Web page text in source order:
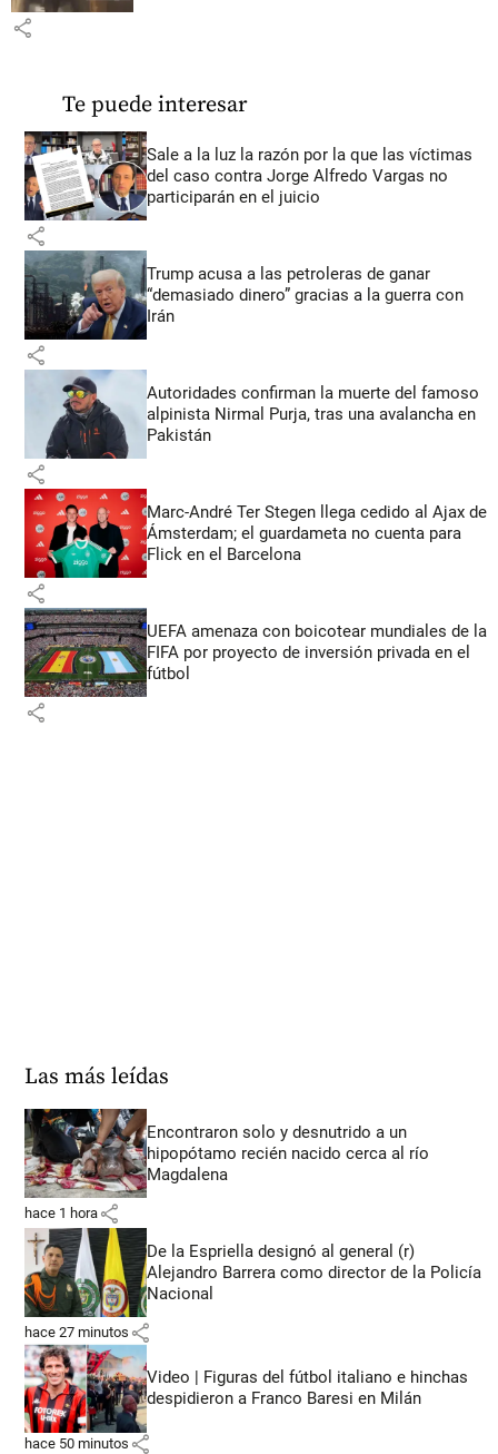
share
Te puede interesar
Sale a la luz la razón por la que las víctimas
del caso contra Jorge Alfredo Vargas no
participarán en el juicio
share
Trump acusa a las petroleras de ganar
“demasiado dinero” gracias a la guerra con
Irán
share
Autoridades confirman la muerte del famoso
alpinista Nirmal Purja, tras una avalancha en
Pakistán
share
Marc-André Ter Stegen llega cedido al Ajax de
Ámsterdam; el guardameta no cuenta para
Flick en el Barcelona
share
UEFA amenaza con boicotear mundiales de la
FIFA por proyecto de inversión privada en el
fútbol
share
Las más leídas
Encontraron solo y desnutrido a un
hipopótamo recién nacido cerca al río
Magdalena
hace 1 hora share
De la Espriella designó al general (r)
Alejandro Barrera como director de la Policía
Nacional
hace 27 minutos share
Video | Figuras del fútbol italiano e hinchas
despidieron a Franco Baresi en Milán
hace 50 minutos share